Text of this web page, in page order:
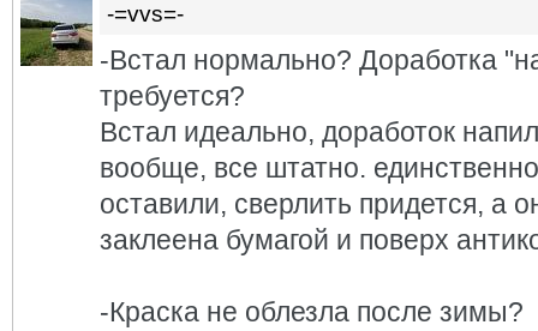
-=vvs=-
-Встал нормально? Доработка
требуется?
Встал идеально, доработок
вообще, все штатно.
оставили, сверлить придется, а
заклеена бумагой и поверх
-Краска не облезла после зимы?